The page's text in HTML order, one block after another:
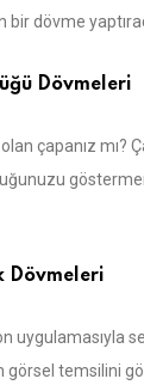
bir dövme
Dövmeleri
çapanız mı?
Dövmeleri
uygulamasıyla
görsel temsilini